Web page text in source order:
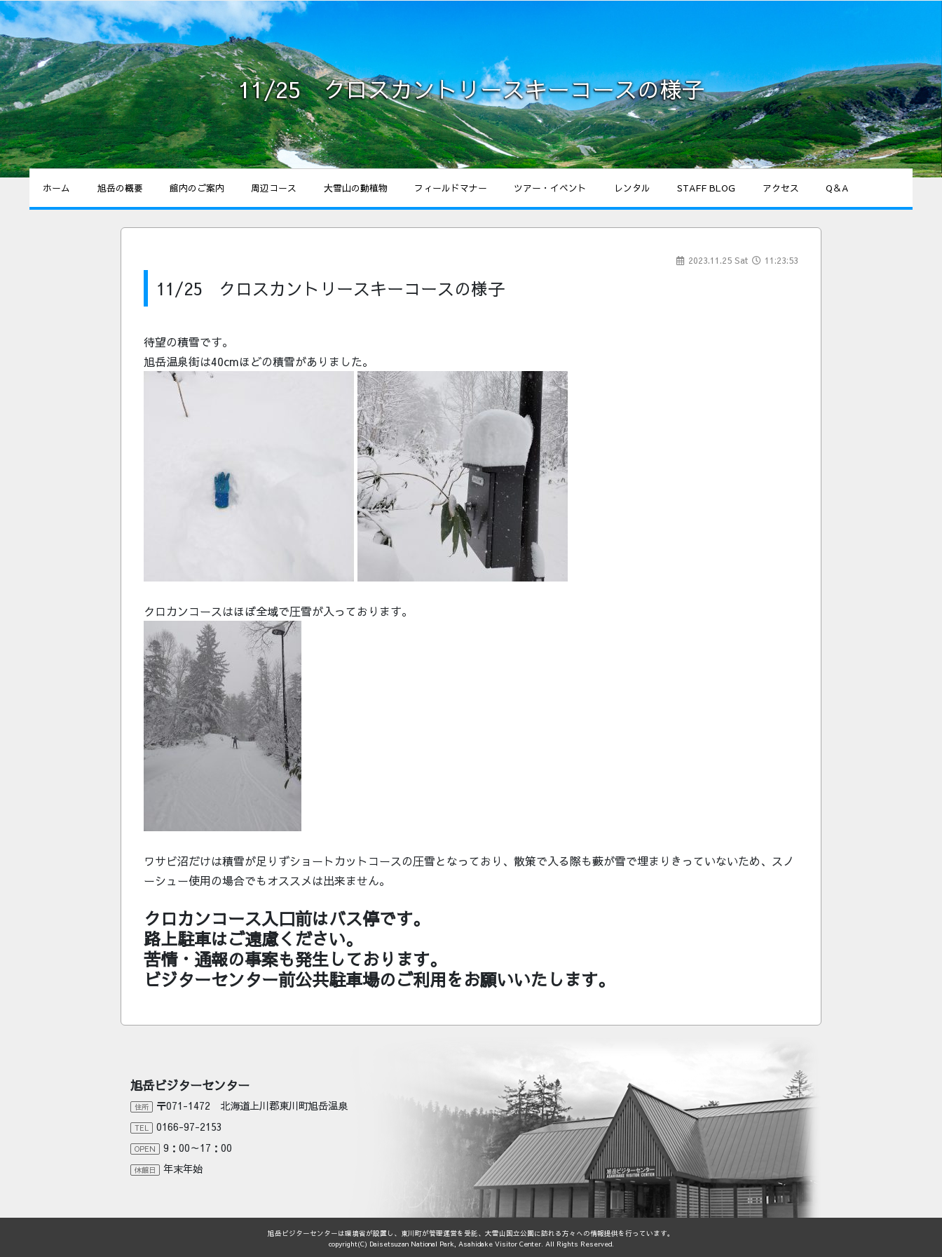
11/25 クロスカントリースキーコースの様子
ホーム 旭岳の概要 館内のご案内 周辺コース 大雪山の動植物 フィールドマナー ツアー・イベント レンタル STAFF BLOG アクセス Q＆A
2023.11.25 Sat 11:23:53
11/25 クロスカントリースキーコースの様子
待望の積雪です。
旭岳温泉街は40cmほどの積雪がありました。
クロカンコースはほぼ全域で圧雪が入っております。
ワサビ沼だけは積雪が足りずショートカットコースの圧雪となっており、散策で入る際も藪が雪で埋まりきっていないため、スノ
ーシュー使用の場合でもオススメは出来ません。
クロカンコース入口前はバス停です。
路上駐車はご遠慮ください。
苦情・通報の事案も発生しております。
ビジターセンター前公共駐車場のご利用をお願いいたします。
旭岳ビジターセンター
住所 〒071-1472 北海道上川郡東川町旭岳温泉
TEL 0166-97-2153
OPEN 9：00～17：00
休館日 年末年始
旭岳ビジターセンターは環境省が設置し、東川町が管理運営を受託、大雪山国立公園に訪れる方々への情報提供を行っています。
copyright(C) Daisetsuzan National Park, Asahidake Visitor Center. All Rights Reserved.